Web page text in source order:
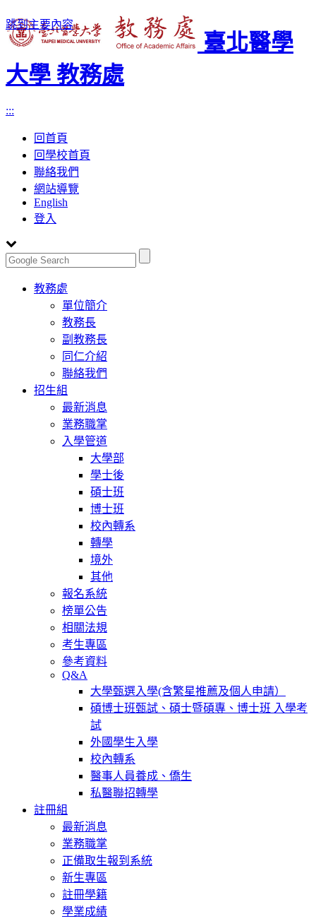
跳到主要內容
臺北醫學
大學 教務處
:::
回首頁
回學校首頁
聯絡我們
網站導覽
English
登入
Toggle
navigation
教務處
單位簡介
教務長
副教務長
同仁介紹
聯絡我們
招生組
最新消息
業務職掌
入學管道
大學部
學士後
碩士班
博士班
校內轉系
轉學
境外
其他
報名系統
榜單公告
相關法規
考生專區
參考資料
Q&A
大學甄選入學(含繁星推薦及個人申請）
碩博士班甄試、碩士暨碩專、博士班 入學考
試
外國學生入學
校內轉系
醫事人員養成、僑生
私醫聯招轉學
註冊組
最新消息
業務職掌
正備取生報到系統
新生專區
註冊學籍
學業成績